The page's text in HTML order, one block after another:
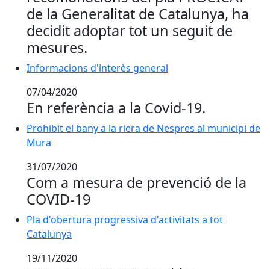
de la Generalitat de Catalunya, ha
decidit adoptar tot un seguit de
mesures.
Informacions d'interès general
Informacions d'interès general
07/04/2020
En referència a la Covid-19.
Prohibit el bany a la riera de Nespres al municipi de
Prohibit el bany a la riera de Nespres al municipi de
Mura
31/07/2020
Com a mesura de prevenció de la
COVID-19
Pla d'obertura progressiva d'activitats a tot Catalunya
Pla d'obertura progressiva d'activitats a tot
Catalunya
19/11/2020